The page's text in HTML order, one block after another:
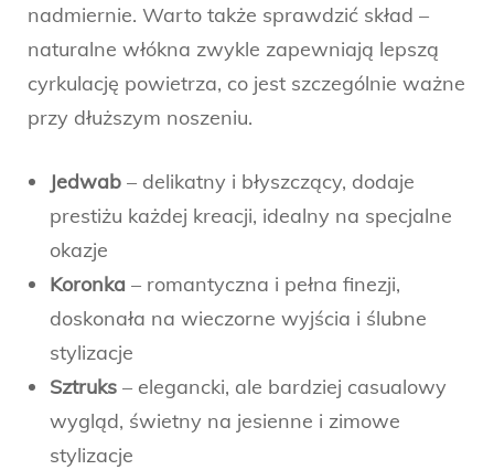
nadmiernie. Warto także sprawdzić skład –
naturalne włókna zwykle zapewniają lepszą
cyrkulację powietrza, co jest szczególnie ważne
przy dłuższym noszeniu.
Jedwab – delikatny i błyszczący, dodaje
prestiżu każdej kreacji, idealny na specjalne
okazje
Koronka – romantyczna i pełna finezji,
doskonała na wieczorne wyjścia i ślubne
stylizacje
Sztruks – elegancki, ale bardziej casualowy
wygląd, świetny na jesienne i zimowe
stylizacje